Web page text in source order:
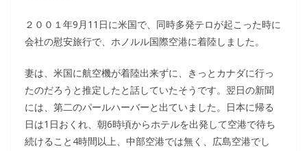
２００１年9月11日に米国で、同時多発テロが起こった時に
会社の慰安旅行で、ホノルル国際空港に着陸しました。
妻は、米国に航空機が着陸出来ずに、きっとカナダに行っ
たのだろうと推定したと話していたそうです。翌日の新聞
には、第二のパールハーバーと出ていました。日本に帰る
日は1日おくれ、朝6時頃からホテルを出発して空港で待ち
続けること4時間以上、中部空港では無く、広島空港でし